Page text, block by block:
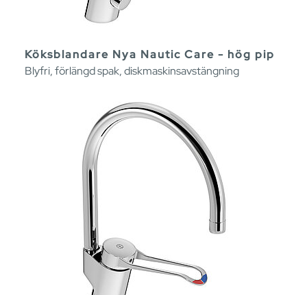
Köksblandare Nya Nautic Care - hög pip
Blyfri, förlängd spak, diskmaskinsavstängning